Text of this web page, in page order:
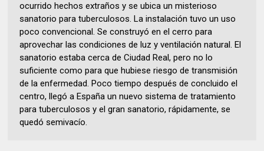
ocurrido hechos extraños y se ubica un misterioso
sanatorio para tuberculosos. La instalación tuvo un uso
poco convencional. Se construyó en el cerro para
aprovechar las condiciones de luz y ventilación natural. El
sanatorio estaba cerca de Ciudad Real, pero no lo
suficiente como para que hubiese riesgo de transmisión
de la enfermedad. Poco tiempo después de concluido el
centro, llegó a España un nuevo sistema de tratamiento
para tuberculosos y el gran sanatorio, rápidamente, se
quedó semivacío.